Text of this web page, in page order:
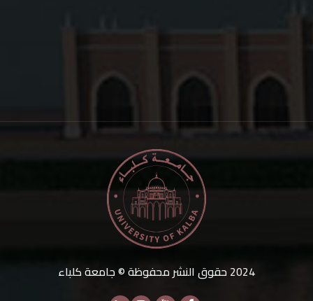
2024حقوق النشر محفوظة © جامعة كلباء